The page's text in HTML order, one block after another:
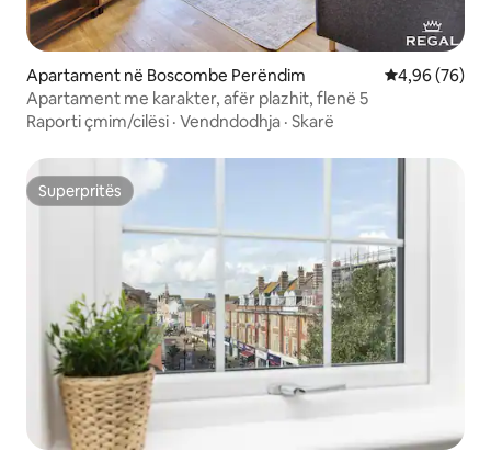
Apartament në Boscombe Perëndim Vlerësimi
4,96 (76)
Apartament me karakter, afër plazhit, flenë 5
Raporti çmim/cilësi · Vendndodhja · Skarë
Superpritës
Superpritës